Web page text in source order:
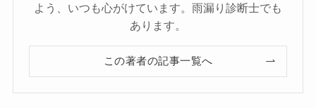
よう、いつも心がけています。雨漏り診断士でも
あります。
この著者の記事一覧へ